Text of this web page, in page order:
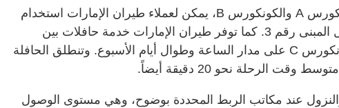
عند التنقل بين الكونكورس A والكونكورس B، يمكن لعملاء طيران الإمارات استخدام
القطار المجاني داخل المبنى رقم 3. كما توفر طيران الإمارات خدمة حافلات بين
الكونكورس A والكونكورس C على مدار الساعة وطوال أيام الأسبوع. وتنطلق الحافلة
عند مكاتب الربط المحددة بوضوح، وهي مستوى الوصول